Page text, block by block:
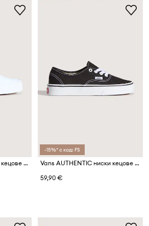
Vans AUTHENTIC ниски кецове за деца
-15%* с код: FS
Vans AUTHENTIC ниски кецове за деца
59,90 €